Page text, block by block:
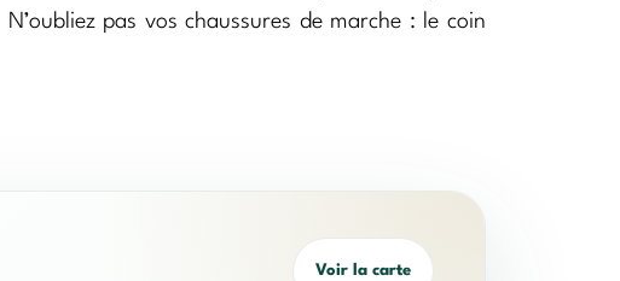
pas vos chaussures de marche : le coin
Voir la carte